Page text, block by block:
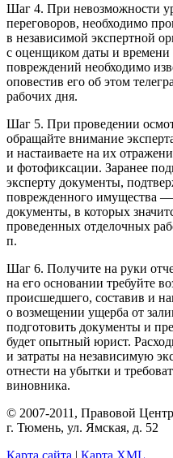
Шаг 4. При невозможности
переговоров, необходимо
в независимой экспертной
с оценщиком даты и времени
повреждений необходимо
оповестив его об этом
рабочих дня.
Шаг 5. При проведении
обращайте внимание
и настаиваете на их
и фотофиксации. Заранее
эксперту документы,
поврежденного имущества
документы, в которых
проведенных отделочных
п.
Шаг 6. Получите на руки
на его основании требуйте
происшедшего, составив и
о возмещении ущерба от
подготовить документы и
будет опытный юрист.
и затраты на независимую
отнести на убытки и
виновника.
© 2007-2011, Правовой
г. Тюмень, ул. Ямская, д. 52
Карта сайта | Карта XML